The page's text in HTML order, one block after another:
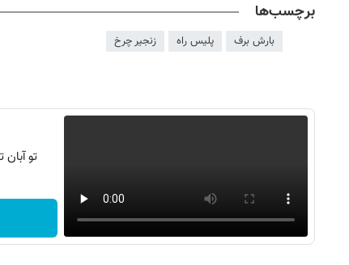
برچسب‌ها
بارش برف پلیس راه زنجیر چرخ
تو